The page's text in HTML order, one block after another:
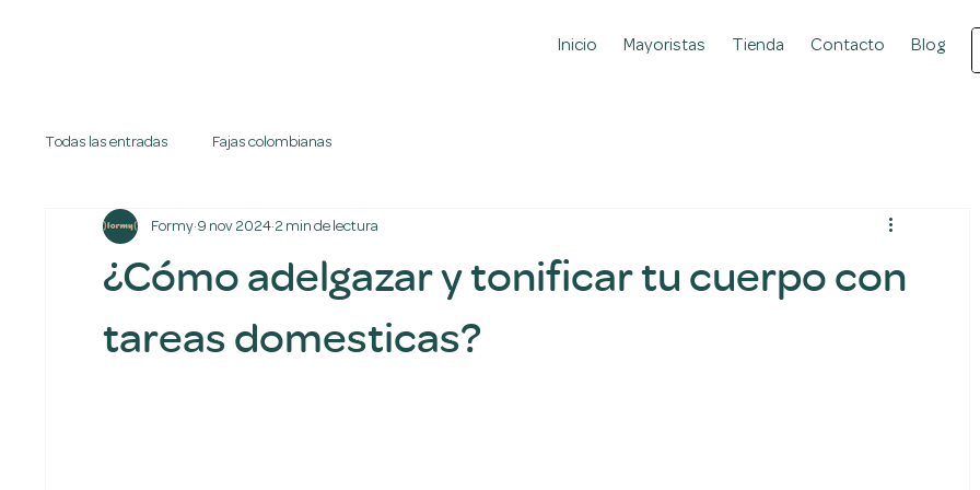
Inicio Mayoristas Tienda Contacto Blog
Todas las entradas Fajas colombianas
¿Cómo adelgazar y tonificar tu cuerpo con
tareas domesticas?
Formy 9 nov 2024 2 min de lectura